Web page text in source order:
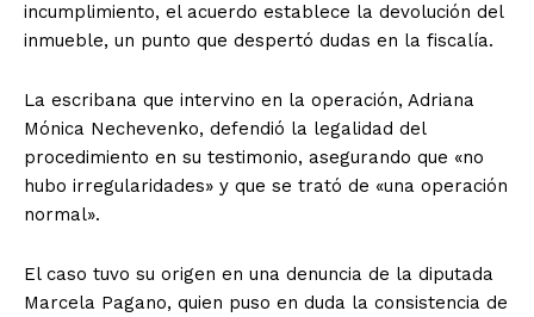
incumplimiento, el acuerdo establece la devolución del
inmueble, un punto que despertó dudas en la fiscalía.
La escribana que intervino en la operación, Adriana
Mónica Nechevenko, defendió la legalidad del
procedimiento en su testimonio, asegurando que «no
hubo irregularidades» y que se trató de «una operación
normal».
El caso tuvo su origen en una denuncia de la diputada
Marcela Pagano, quien puso en duda la consistencia de